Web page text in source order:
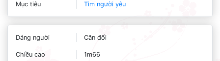
Mục tiêu Tìm người yêu
Dáng người Cân đối
Chiều cao 1m66